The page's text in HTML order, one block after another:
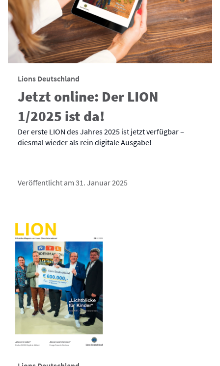
Lions Deutschland
Jetzt online: Der LION
1/2025 ist da!
Der erste LION des Jahres 2025 ist jetzt verfügbar –
diesmal wieder als rein digitale Ausgabe!
Veröffentlicht am 31. Januar 2025